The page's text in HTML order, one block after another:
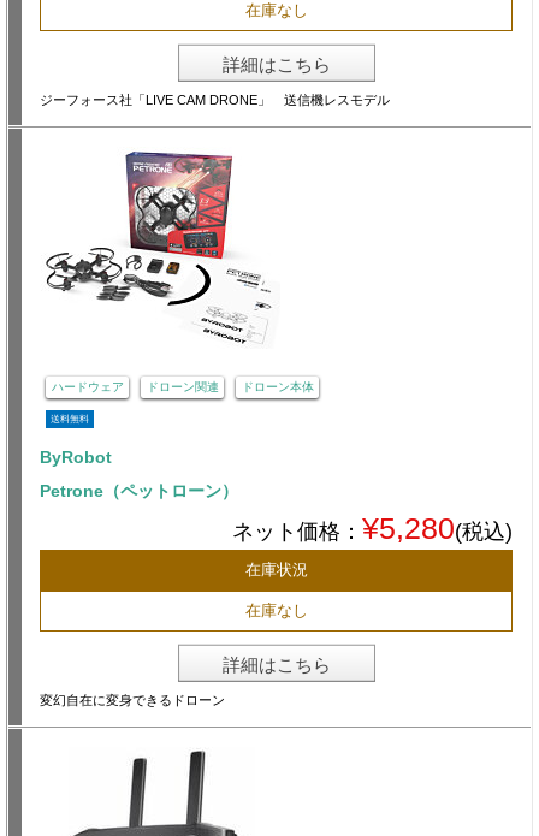
在庫なし
詳細はこちら
ジーフォース社「LIVE CAM DRONE」 送信機レスモデル
ハードウェア ドローン関連 ドローン本体
送料無料
ByRobot
Petrone（ペットローン）
ネット価格： ¥5,280(税込)
在庫状況
在庫なし
詳細はこちら
変幻自在に変身できるドローン